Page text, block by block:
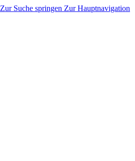
Zur Suche springen Zur Hauptnavigation